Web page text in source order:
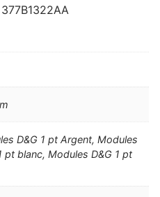
D&G 1 pt Argent, Modules
pt blanc, Modules D&G 1 pt